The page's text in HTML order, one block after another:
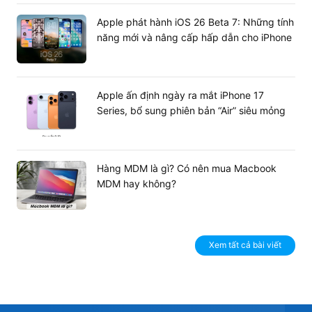
Cổng kết nối phổ biến: Ưu tiên thiết bị hỗ trợ đầy đủ
chuẩn kết nối HDMI và VGA để dễ dàng tương thích
với cả PC đời cũ và mới.
Apple phát hành iOS 26 Beta 7: Những tính
năng mới và nâng cấp hấp dẫn cho iPhone
Apple ấn định ngày ra mắt iPhone 17
Series, bổ sung phiên bản “Air” siêu mỏng
Hàng MDM là gì? Có nên mua Macbook
MDM hay không?
Xem tất cả bài viết